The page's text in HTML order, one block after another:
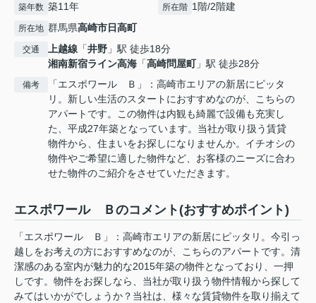
築年数 築11年 所在階 1階/2階建
所在地 群馬県高崎市日高町
交通 上越線 「井野 」駅 徒歩18分
湘南新宿ライン高海 「高崎問屋町」駅 徒歩28分
備考
「エスポワール Ｂ」：高崎市エリアの新居にピッタ
リ。新しい生活のスタートにおすすめなのが、こちらの
アパートです。この物件は内観も綺麗で設備も充実し
た、平成27年築となっています。当社が取り扱う賃貸
物件から、住まいをお探しになりませんか。イチオシの
物件やご希望に適した物件など、お客様のニーズに合わ
せた物件のご紹介をさせていただきます。
エスポワール Ｂのコメント(おすすめポイント)
「エスポワール Ｂ」：高崎市エリアの新居にピッタリ。今引っ
越しをお考えの方におすすめなのが、こちらのアパートです。清
潔感のある室内が魅力的な2015年築の物件となっており、一押
しです。物件をお探しなら、当社が取り扱う物件情報から探して
みてはいかがでしょうか？当社は、様々な賃貸物件を取り揃えて